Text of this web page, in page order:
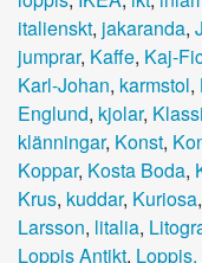
italienskt, jakaranda,
jumprar, Kaffe, Kaj-
Karl-Johan, karmstol,
Englund, kjolar,
klänningar, Konst,
Koppar, Kosta Boda,
Krus, kuddar, Kuriosa,
Larsson, litalia,
Loppis Antikt,